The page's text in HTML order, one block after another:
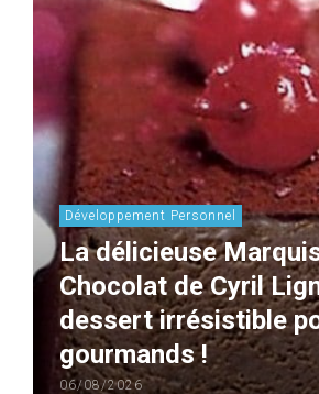
Développement Personnel
La délicieuse
Chocolat de Cyril
dessert irrésistible
gourmands !
06/08/2026